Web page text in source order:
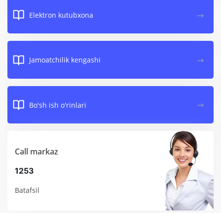
Elektron kutubxona
Jamoatchilik kengashi
Bo'sh ish o'rinlari
Call markaz
1253
Batafsil